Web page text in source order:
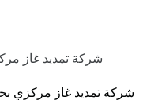
شركة تمديد غاز
شركة تمديد غاز مركزي